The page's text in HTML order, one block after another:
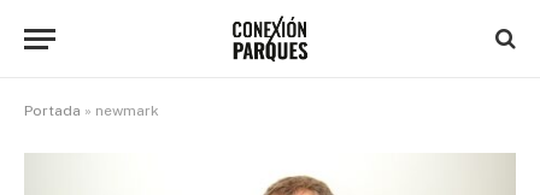
Portada » newmark